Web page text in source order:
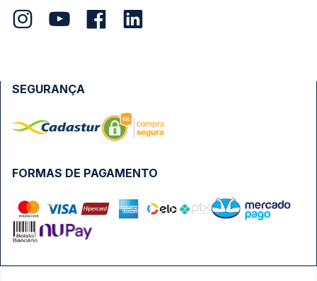
FORMAS DE PAGAMENTO
SEGURANÇA